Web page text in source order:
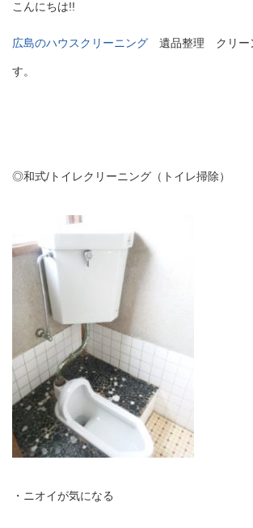
こんにちは!!
広島のハウスクリーニング 遺品整理 クリー
す。
◎和式/トイレクリーニング（トイレ掃除）
・ニオイが気になる